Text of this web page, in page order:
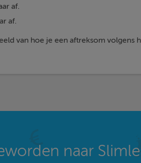
af.
af.
van hoe je een aftreksom volgens
naar